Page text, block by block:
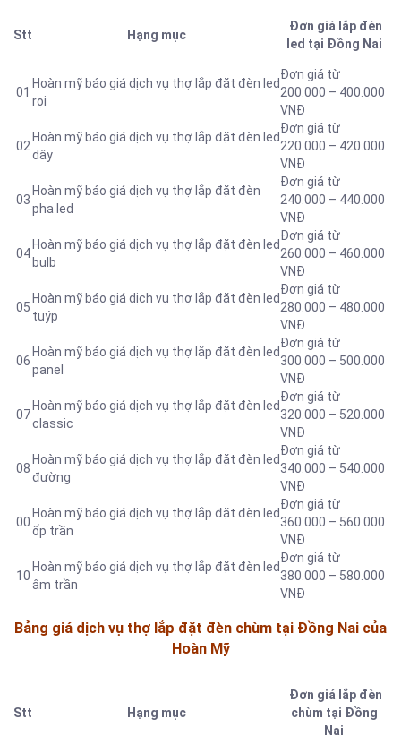
Stt Hạng mục
Đơn giá lắp đèn
led tại Đồng Nai
01
Hoàn mỹ báo giá dịch vụ thợ lắp đặt đèn led
rọi
Đơn giá từ
200.000 – 400.000
VNĐ
02
Hoàn mỹ báo giá dịch vụ thợ lắp đặt đèn led
dây
Đơn giá từ
220.000 – 420.000
VNĐ
03
Hoàn mỹ báo giá dịch vụ thợ lắp đặt đèn
pha led
Đơn giá từ
240.000 – 440.000
VNĐ
04
Hoàn mỹ báo giá dịch vụ thợ lắp đặt đèn led
bulb
Đơn giá từ
260.000 – 460.000
VNĐ
05
Hoàn mỹ báo giá dịch vụ thợ lắp đặt đèn led
tuýp
Đơn giá từ
280.000 – 480.000
VNĐ
06
Hoàn mỹ báo giá dịch vụ thợ lắp đặt đèn led
panel
Đơn giá từ
300.000 – 500.000
VNĐ
07
Hoàn mỹ báo giá dịch vụ thợ lắp đặt đèn led
classic
Đơn giá từ
320.000 – 520.000
VNĐ
08
Hoàn mỹ báo giá dịch vụ thợ lắp đặt đèn led
đường
Đơn giá từ
340.000 – 540.000
VNĐ
00
Hoàn mỹ báo giá dịch vụ thợ lắp đặt đèn led
ốp trần
Đơn giá từ
360.000 – 560.000
VNĐ
10
Hoàn mỹ báo giá dịch vụ thợ lắp đặt đèn led
âm trần
Đơn giá từ
380.000 – 580.000
VNĐ
Bảng giá dịch vụ thợ lắp đặt đèn chùm tại Đồng Nai của
Hoàn Mỹ
Stt Hạng mục
Đơn giá lắp đèn
chùm tại Đồng
Nai